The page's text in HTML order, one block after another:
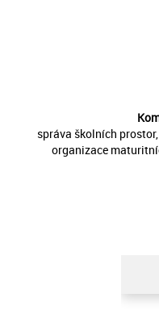
správa školních
organizace